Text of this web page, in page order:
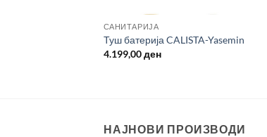
САНИТАРИЈА
Туш батерија CALISTA-Yasemin
4.199,00ден
НАЈНОВИ ПРОИЗВОДИ